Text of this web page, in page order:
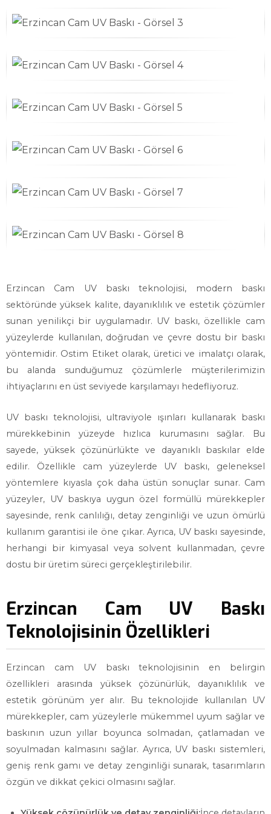
Erzincan Cam UV baskı teknolojisi, modern baskı
sektöründe yüksek kalite, dayanıklılık ve estetik çözümler
sunan yenilikçi bir uygulamadır. UV baskı, özellikle cam
yüzeylerde kullanılan, doğrudan ve çevre dostu bir baskı
yöntemidir. Ostim Etiket olarak, üretici ve imalatçı olarak,
bu alanda sunduğumuz çözümlerle müşterilerimizin
ihtiyaçlarını en üst seviyede karşılamayı hedefliyoruz.
UV baskı teknolojisi, ultraviyole ışınları kullanarak baskı
mürekkebinin yüzeyde hızlıca kurumasını sağlar. Bu
sayede, yüksek çözünürlükte ve dayanıklı baskılar elde
edilir. Özellikle cam yüzeylerde UV baskı, geleneksel
yöntemlere kıyasla çok daha üstün sonuçlar sunar. Cam
yüzeyler, UV baskıya uygun özel formüllü mürekkepler
sayesinde, renk canlılığı, detay zenginliği ve uzun ömürlü
kullanım garantisi ile öne çıkar. Ayrıca, UV baskı sayesinde,
herhangi bir kimyasal veya solvent kullanmadan, çevre
dostu bir üretim süreci gerçekleştirilebilir.
Erzincan Cam UV Baskı
Teknolojisinin Özellikleri
Erzincan cam UV baskı teknolojisinin en belirgin
özellikleri arasında yüksek çözünürlük, dayanıklılık ve
estetik görünüm yer alır. Bu teknolojide kullanılan UV
mürekkepler, cam yüzeylerle mükemmel uyum sağlar ve
baskının uzun yıllar boyunca solmadan, çatlamadan ve
soyulmadan kalmasını sağlar. Ayrıca, UV baskı sistemleri,
geniş renk gamı ve detay zenginliği sunarak, tasarımların
özgün ve dikkat çekici olmasını sağlar.